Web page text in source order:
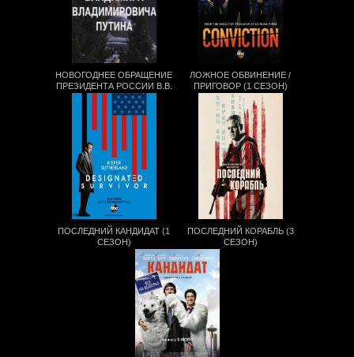
НОВОГОДНЕЕ ОБРАЩЕНИЕ
ПРЕЗИДЕНТА РОССИИ В.В.
ПУТИНА (2017)
ЛОЖНОЕ ОБВИНЕНИЕ /
ПРИГОВОР (1 СЕЗОН)
ПОСЛЕДНИЙ КАНДИДАТ (1
СЕЗОН)
ПОСЛЕДНИЙ КОРАБЛЬ (3
СЕЗОН)